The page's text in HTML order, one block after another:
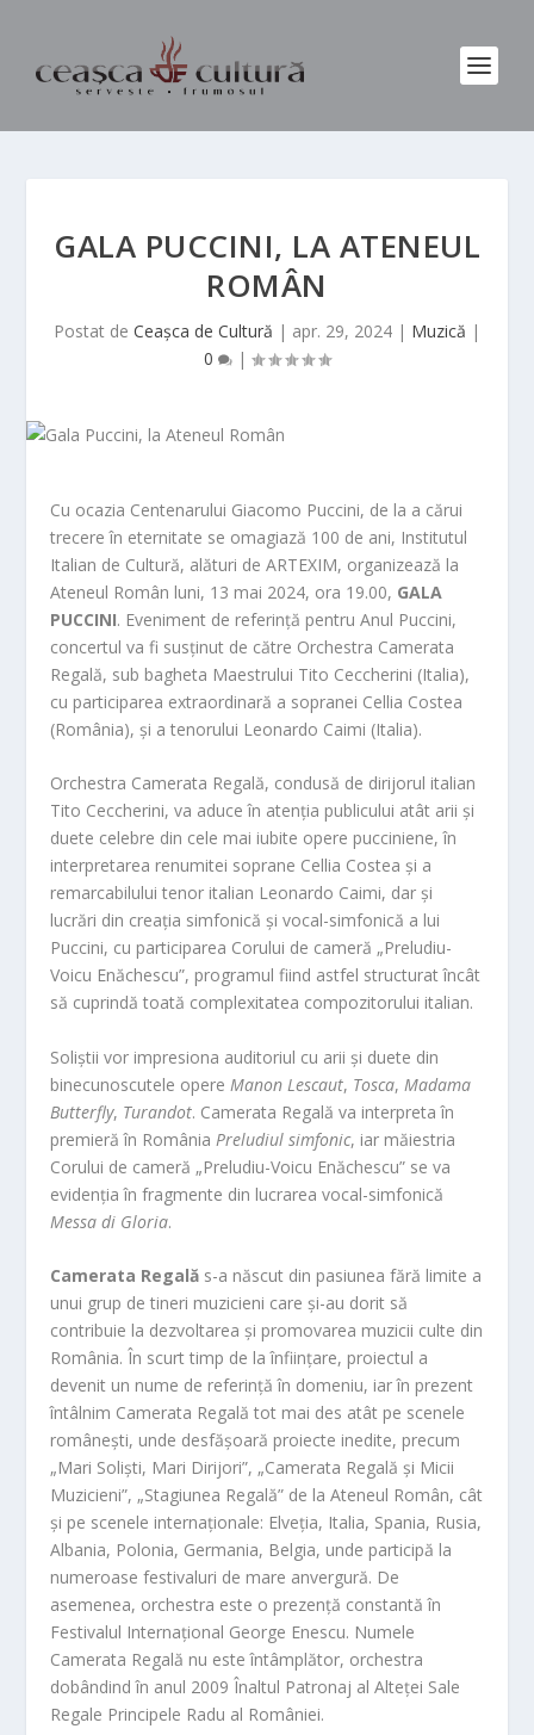
GALA PUCCINI, LA ATENEUL
ROMÂN
Postat de Ceașca de Cultură | apr. 29, 2024 | Muzică |
0
|
Cu ocazia Centenarului Giacomo Puccini, de la a cărui
trecere în eternitate se omagiază 100 de ani, Institutul
Italian de Cultură, alături de ARTEXIM, organizează la
Ateneul Român luni, 13 mai 2024, ora 19.00, GALA
PUCCINI. Eveniment de referință pentru Anul Puccini,
concertul va fi susținut de către Orchestra Camerata
Regală, sub bagheta Maestrului Tito Ceccherini (Italia),
cu participarea extraordinară a sopranei Cellia Costea
(România), și a tenorului Leonardo Caimi (Italia).
Orchestra Camerata Regală, condusă de dirijorul italian
Tito Ceccherini, va aduce în atenția publicului atât arii și
duete celebre din cele mai iubite opere pucciniene, în
interpretarea renumitei soprane Cellia Costea și a
remarcabilului tenor italian Leonardo Caimi, dar și
lucrări din creația simfonică și vocal-simfonică a lui
Puccini, cu participarea Corului de cameră „Preludiu-
Voicu Enăchescu”, programul fiind astfel structurat încât
să cuprindă toată complexitatea compozitorului italian.
Soliștii vor impresiona auditoriul cu arii și duete din
binecunoscutele opere Manon Lescaut, Tosca, Madama
Butterfly, Turandot. Camerata Regală va interpreta în
premieră în România Preludiul simfonic, iar măiestria
Corului de cameră „Preludiu-Voicu Enăchescu” se va
evidenția în fragmente din lucrarea vocal-simfonică
Messa di Gloria.
Camerata Regală s-a născut din pasiunea fără limite a
unui grup de tineri muzicieni care și-au dorit să
contribuie la dezvoltarea și promovarea muzicii culte din
România. În scurt timp de la înființare, proiectul a
devenit un nume de referință în domeniu, iar în prezent
întâlnim Camerata Regală tot mai des atât pe scenele
românești, unde desfășoară proiecte inedite, precum
„Mari Soliști, Mari Dirijori”, „Camerata Regală și Micii
Muzicieni”, „Stagiunea Regală” de la Ateneul Român, cât
și pe scenele internaționale: Elveția, Italia, Spania, Rusia,
Albania, Polonia, Germania, Belgia, unde participă la
numeroase festivaluri de mare anvergură. De
asemenea, orchestra este o prezență constantă în
Festivalul Internațional George Enescu. Numele
Camerata Regală nu este întâmplător, orchestra
dobândind în anul 2009 Înaltul Patronaj al Alteței Sale
Regale Principele Radu al României.